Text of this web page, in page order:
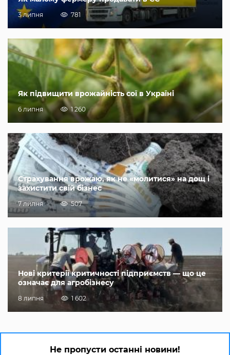
3 липня 781
Як підвищити врожайність сої в Україні
6 липня 1 260
Страхування врожаю, як не «молитися» на дощ і
захистити свій бізнес
7 липня 507
Нові критерії критичності підприємств — що це
означає для агробізнесу
8 липня 1 602
Не пропусти останні новини!